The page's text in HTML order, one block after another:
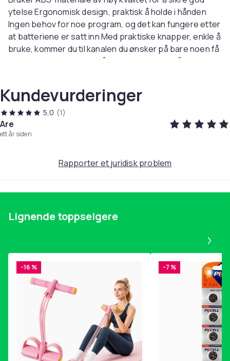
ytelse Ergonomisk design, praktisk å holde i hånden
Ingen behov for noe program, og det kan fungere etter
at batteriene er satt inn Med praktiske knapper, enkle å
bruke, kommer du til kanalen du ønsker på bare noen få
sekunder Et ideelt valg når fjernkontrollen må byttes ut
Frakt) avstand:
1-8m Pakken inneholder: 1
x TV-fjernkontroll
Merk: Ingen tale- og musefunksjon.
Vekt, gram
Artikkel nr.
Produktsikkerhetsinformasjon
Kundevurderinger
5,0 (1)
Are
ett år siden
Rapporter et juridisk problem
Lignende toppselgere
-16 % -7 %